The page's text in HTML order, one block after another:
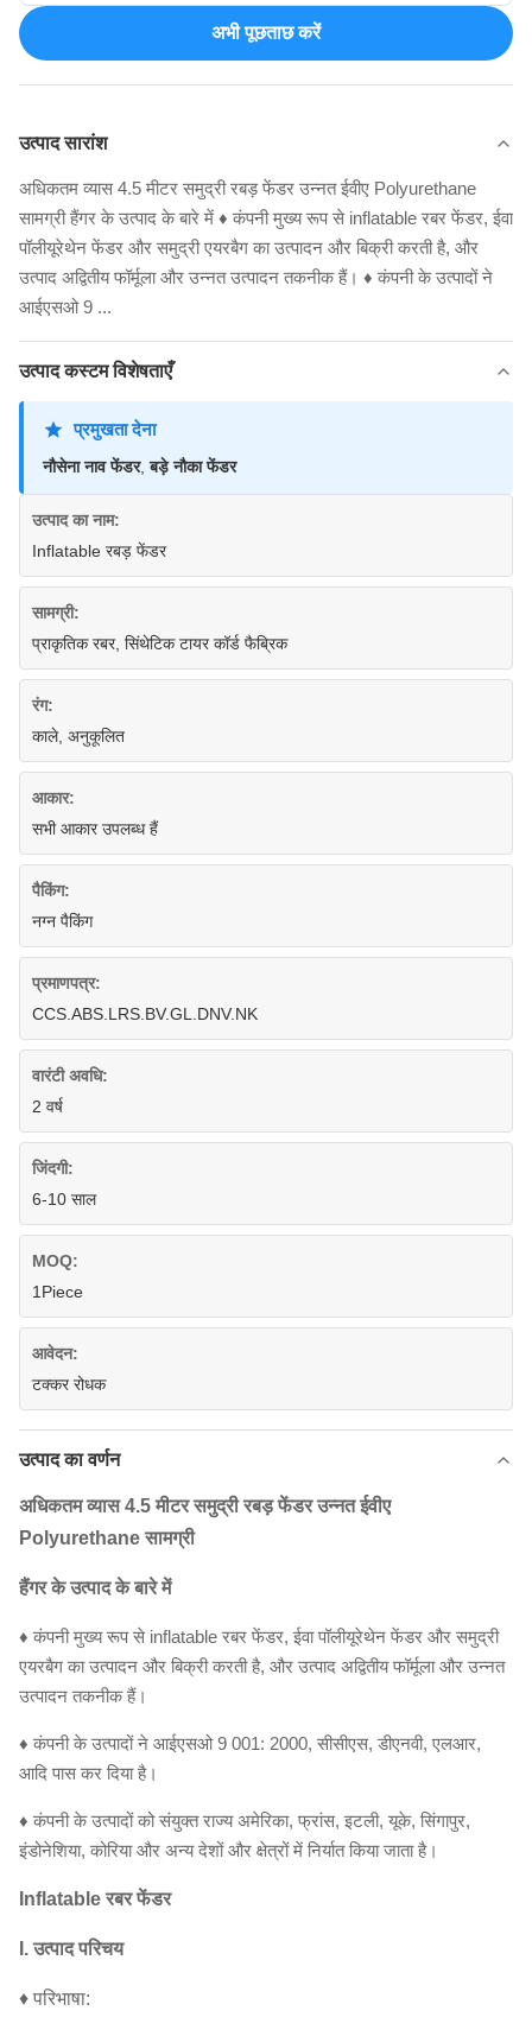
अभी पूछताछ करें
उत्पाद सारांश
अधिकतम व्यास 4.5 मीटर समुद्री रबड़ फेंडर उन्नत ईवीए Polyurethane
सामग्री हैंगर के उत्पाद के बारे में ♦ कंपनी मुख्य रूप से inflatable रबर फेंडर, ईवा
पॉलीयूरेथेन फेंडर और समुद्री एयरबैग का उत्पादन और बिक्री करती है, और
उत्पाद अद्वितीय फॉर्मूला और उन्नत उत्पादन तकनीक हैं। ♦ कंपनी के उत्पादों ने
आईएसओ 9 ...
उत्पाद कस्टम विशेषताएँ
प्रमुखता देना
नौसेना नाव फेंडर,बड़े नौका फेंडर
उत्पाद का नाम:
Inflatable रबड़ फेंडर
सामग्री:
प्राकृतिक रबर, सिंथेटिक टायर कॉर्ड फैब्रिक
रंग:
काले, अनुकूलित
आकार:
सभी आकार उपलब्ध हैं
पैकिंग:
नग्न पैकिंग
प्रमाणपत्र:
CCS.ABS.LRS.BV.GL.DNV.NK
वारंटी अवधि:
2 वर्ष
जिंदगी:
6-10 साल
MOQ:
1Piece
आवेदन:
टक्कर रोधक
उत्पाद का वर्णन
अधिकतम व्यास 4.5 मीटर समुद्री रबड़ फेंडर उन्नत ईवीए
Polyurethane सामग्री
हैंगर के उत्पाद के बारे में
♦ कंपनी मुख्य रूप से inflatable रबर फेंडर, ईवा पॉलीयूरेथेन फेंडर और समुद्री
एयरबैग का उत्पादन और बिक्री करती है, और उत्पाद अद्वितीय फॉर्मूला और उन्नत
उत्पादन तकनीक हैं।
♦ कंपनी के उत्पादों ने आईएसओ 9 001: 2000, सीसीएस, डीएनवी, एलआर,
आदि पास कर दिया है।
♦ कंपनी के उत्पादों को संयुक्त राज्य अमेरिका, फ्रांस, इटली, यूके, सिंगापुर,
इंडोनेशिया, कोरिया और अन्य देशों और क्षेत्रों में निर्यात किया जाता है।
Inflatable रबर फेंडर
I. उत्पाद परिचय
♦ परिभाषा: